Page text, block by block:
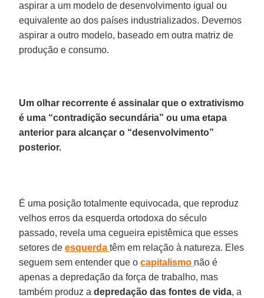
aspirar a um modelo de desenvolvimento igual ou
equivalente ao dos países industrializados. Devemos
aspirar a outro modelo, baseado em outra matriz de
produção e consumo.
Um olhar recorrente é assinalar que o extrativismo
é uma “contradição secundária” ou uma etapa
anterior para alcançar o “desenvolvimento”
posterior.
É uma posição totalmente equivocada, que reproduz
velhos erros da esquerda ortodoxa do século
passado, revela uma cegueira epistêmica que esses
setores deesquerda têm em relação à natureza. Eles
seguem sem entender que ocapitalismo não é
apenas a depredação da força de trabalho, mas
também produz adepredação das fontes de vida, a